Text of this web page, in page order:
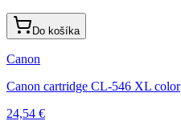
Do košíka
Canon
Canon cartridge CL-546 XL color
24,54 €